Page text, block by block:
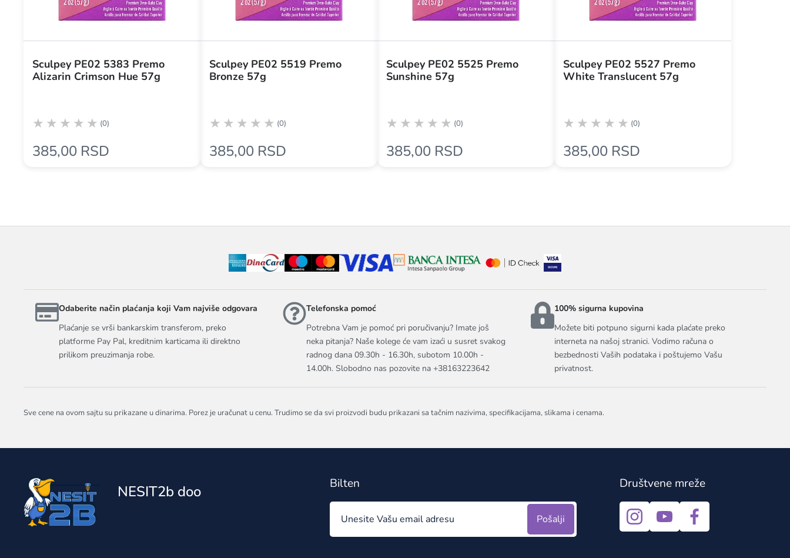
Sculpey PE02 5383 Premo
Alizarin Crimson Hue 57g
(0)
385,00 RSD
Sculpey PE02 5519 Premo
Bronze 57g
(0)
385,00 RSD
Sculpey PE02 5525 Premo
Sunshine 57g
(0)
385,00 RSD
Sculpey PE02 5527 Premo
White Translucent 57g
(0)
385,00 RSD
Odaberite način plaćanja koji Vam najviše odgovara
Plaćanje se vrši bankarskim transferom, preko
platforme Pay Pal, kreditnim karticama ili direktno
prilikom preuzimanja robe.
Telefonska pomoć
Potrebna Vam je pomoć pri poručivanju? Imate još
neka pitanja? Naše kolege će vam izaći u susret svakog
radnog dana 09.30h - 16.30h, subotom 10.00h -
14.00h. Slobodno nas pozovite na +38163223642
100% sigurna kupovina
Možete biti potpuno sigurni kada plaćate preko
interneta na našoj stranici. Vodimo računa o
bezbednosti Vaših podataka i poštujemo Vašu
privatnost.
Sve cene na ovom sajtu su prikazane u dinarima. Porez je uračunat u cenu. Trudimo se da svi proizvodi budu prikazani sa tačnim nazivima, specifikacijama, slikama i cenama.
NESIT2b doo Bilten
Pošalji
Društvene mreže